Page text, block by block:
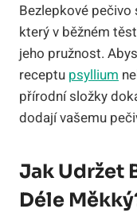
Bezlepkové
který v běžném
jeho pružnost.
receptu psyllium
přírodní složky
dodají vašemu
Jak Udržet
Déle